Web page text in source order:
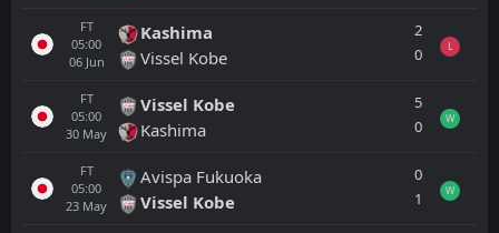
FT
05:00
06 Jun
Kashima
Vissel Kobe
2
0
L
FT
05:00
30 May
Vissel Kobe
Kashima
5
0
W
FT
05:00
23 May
Avispa Fukuoka
Vissel Kobe
0
1
W